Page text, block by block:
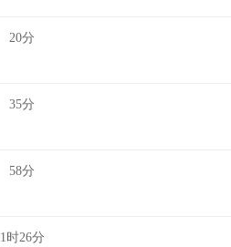
20分
35分
58分
1时26分